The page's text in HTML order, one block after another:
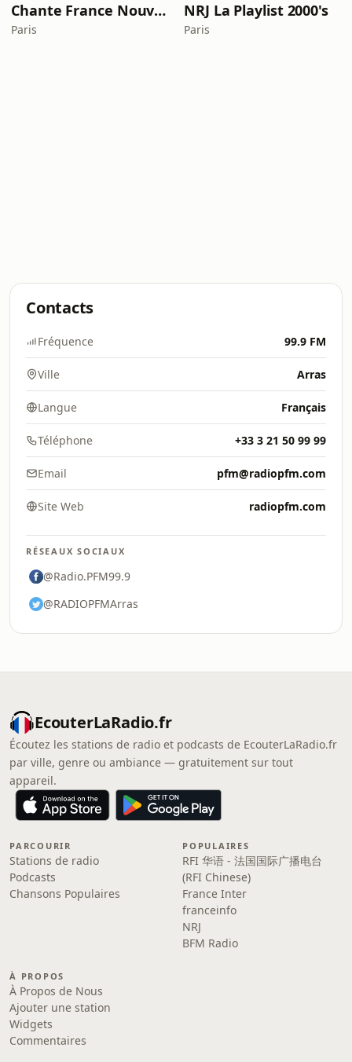
Chante France Nouveautés
Paris
NRJ La Playlist 2000's
Paris
Contacts
Fréquence 99.9 FM
Ville Arras
Langue Français
Téléphone +33 3 21 50 99 99
Email pfm@radiopfm.com
Site Web radiopfm.com
RÉSEAUX SOCIAUX
@Radio.PFM99.9
@RADIOPFMArras
EcouterLaRadio.fr
Écoutez les stations de radio et podcasts de EcouterLaRadio.fr
par ville, genre ou ambiance — gratuitement sur tout
appareil.
PARCOURIR
Stations de radio
Podcasts
Chansons Populaires
POPULAIRES
RFI 华语 - 法国国际广播电台
(RFI Chinese)
France Inter
franceinfo
NRJ
BFM Radio
À PROPOS
À Propos de Nous
Ajouter une station
Widgets
Commentaires